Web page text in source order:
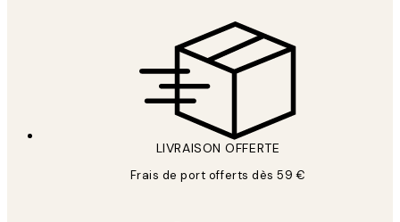
LIVRAISON OFFERTE
Frais de port offerts dès 59 €